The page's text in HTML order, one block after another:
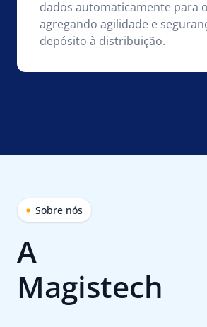
dados automaticamente para
agregando agilidade e
depósito à distribuição.
Sobre nós
A
Magistech